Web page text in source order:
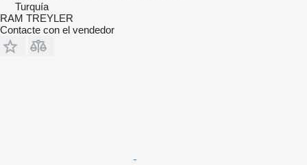
Turquía
RAM TREYLER
Contacte con el vendedor